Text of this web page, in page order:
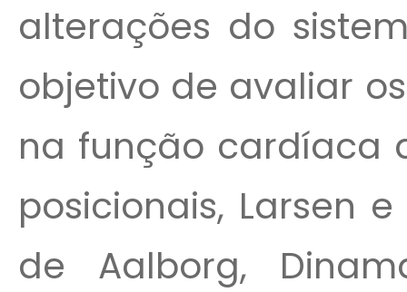
alterações do
objetivo de avaliar
na função cardíaca
posicionais, Larsen
de Aalborg,